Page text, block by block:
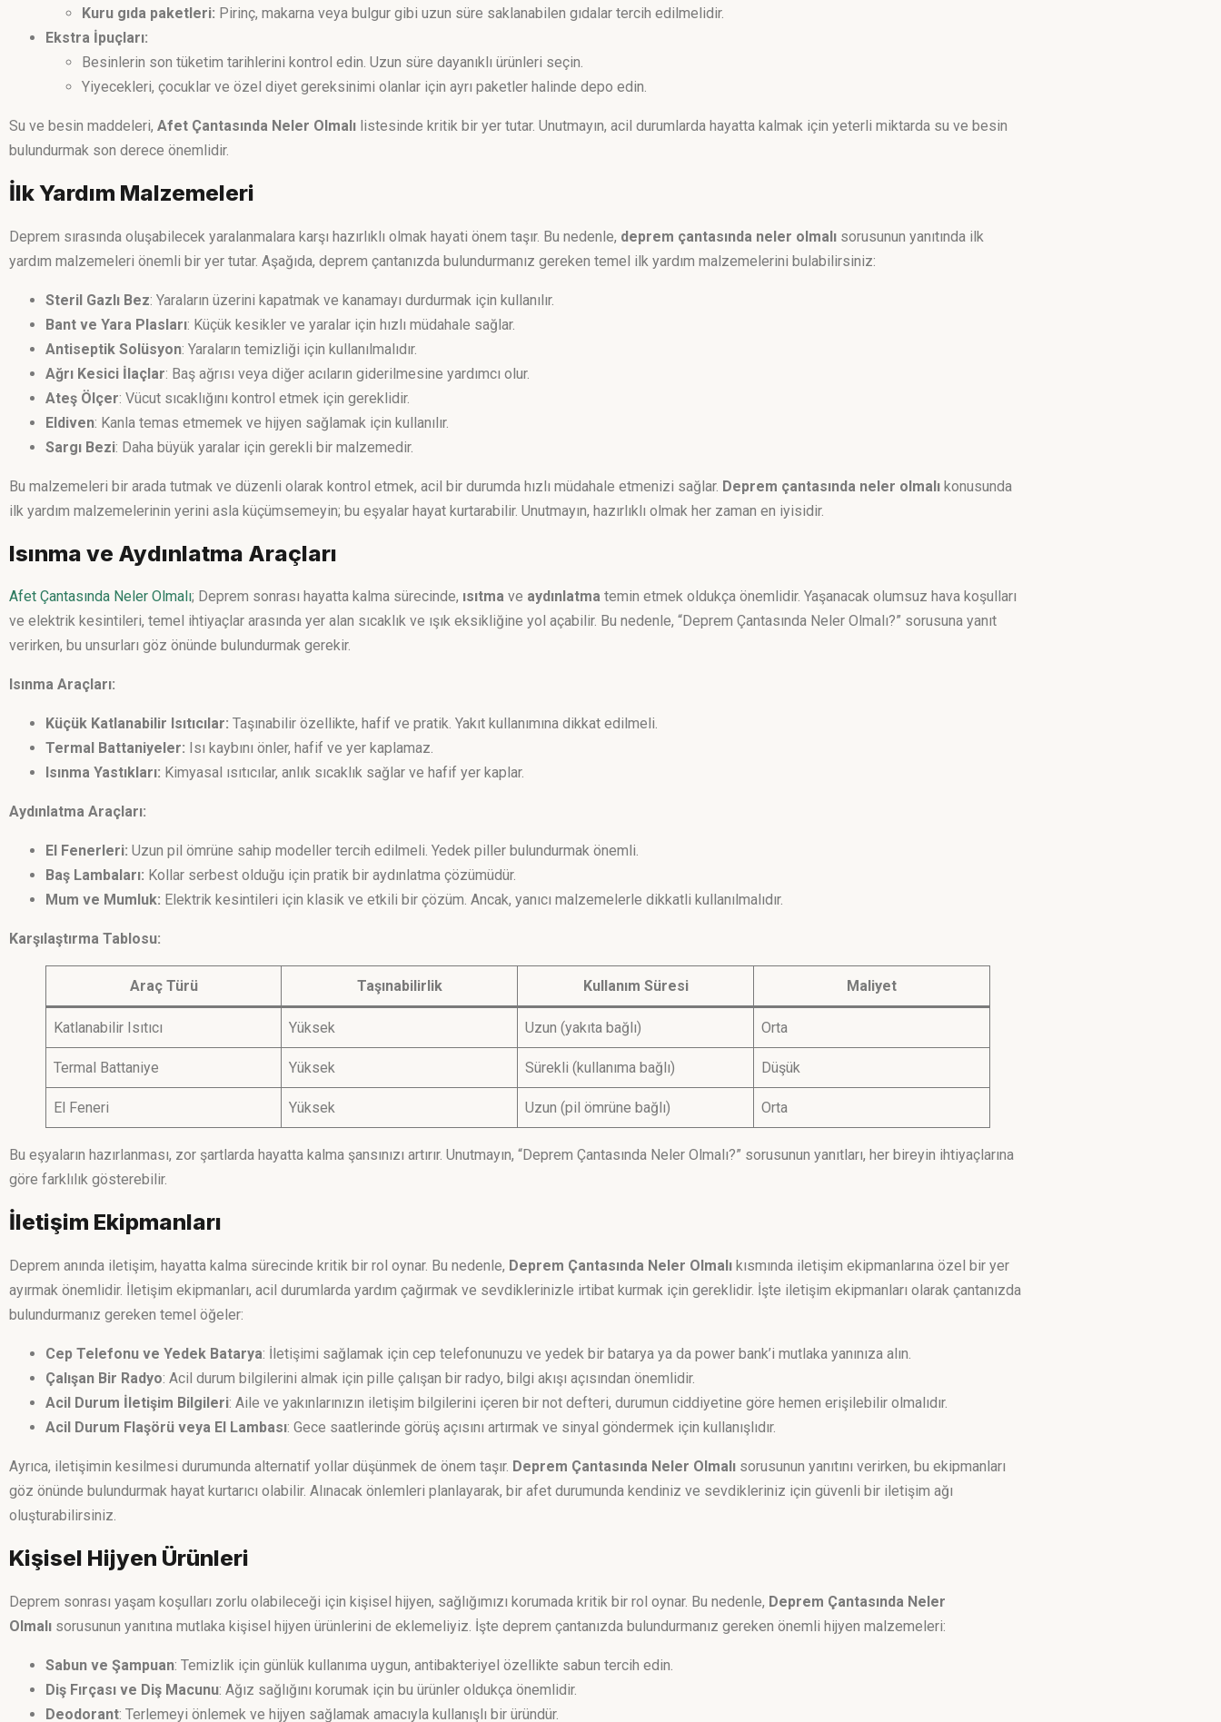
Kuru gıda paketleri: Pirinç, makarna veya bulgur gibi uzun süre saklanabilen gıdalar tercih edilmelidir.
Ekstra İpuçları:
Besinlerin son tüketim tarihlerini kontrol edin. Uzun süre dayanıklı ürünleri seçin.
Yiyecekleri, çocuklar ve özel diyet gereksinimi olanlar için ayrı paketler halinde depo edin.
Su ve besin maddeleri, Afet Çantasında Neler Olmalı listesinde kritik bir yer tutar. Unutmayın, acil durumlarda hayatta kalmak için yeterli miktarda su ve besin
bulundurmak son derece önemlidir.
İlk Yardım Malzemeleri
Deprem sırasında oluşabilecek yaralanmalara karşı hazırlıklı olmak hayati önem taşır. Bu nedenle, deprem çantasında neler olmalı sorusunun yanıtında ilk
yardım malzemeleri önemli bir yer tutar. Aşağıda, deprem çantanızda bulundurmanız gereken temel ilk yardım malzemelerini bulabilirsiniz:
Steril Gazlı Bez: Yaraların üzerini kapatmak ve kanamayı durdurmak için kullanılır.
Bant ve Yara Plasları: Küçük kesikler ve yaralar için hızlı müdahale sağlar.
Antiseptik Solüsyon: Yaraların temizliği için kullanılmalıdır.
Ağrı Kesici İlaçlar: Baş ağrısı veya diğer acıların giderilmesine yardımcı olur.
Ateş Ölçer: Vücut sıcaklığını kontrol etmek için gereklidir.
Eldiven: Kanla temas etmemek ve hijyen sağlamak için kullanılır.
Sargı Bezi: Daha büyük yaralar için gerekli bir malzemedir.
Bu malzemeleri bir arada tutmak ve düzenli olarak kontrol etmek, acil bir durumda hızlı müdahale etmenizi sağlar. Deprem çantasında neler olmalı konusunda
ilk yardım malzemelerinin yerini asla küçümsemeyin; bu eşyalar hayat kurtarabilir. Unutmayın, hazırlıklı olmak her zaman en iyisidir.
Isınma ve Aydınlatma Araçları
Afet Çantasında Neler Olmalı; Deprem sonrası hayatta kalma sürecinde, ısıtma ve aydınlatma temin etmek oldukça önemlidir. Yaşanacak olumsuz hava koşulları
ve elektrik kesintileri, temel ihtiyaçlar arasında yer alan sıcaklık ve ışık eksikliğine yol açabilir. Bu nedenle, “Deprem Çantasında Neler Olmalı?” sorusuna yanıt
verirken, bu unsurları göz önünde bulundurmak gerekir.
Isınma Araçları:
Küçük Katlanabilir Isıtıcılar: Taşınabilir özellikte, hafif ve pratik. Yakıt kullanımına dikkat edilmeli.
Termal Battaniyeler: Isı kaybını önler, hafif ve yer kaplamaz.
Isınma Yastıkları: Kimyasal ısıtıcılar, anlık sıcaklık sağlar ve hafif yer kaplar.
Aydınlatma Araçları:
El Fenerleri: Uzun pil ömrüne sahip modeller tercih edilmeli. Yedek piller bulundurmak önemli.
Baş Lambaları: Kollar serbest olduğu için pratik bir aydınlatma çözümüdür.
Mum ve Mumluk: Elektrik kesintileri için klasik ve etkili bir çözüm. Ancak, yanıcı malzemelerle dikkatli kullanılmalıdır.
Karşılaştırma Tablosu:
Araç Türü Taşınabilirlik Kullanım Süresi Maliyet
Katlanabilir Isıtıcı Yüksek Uzun (yakıta bağlı) Orta
Termal Battaniye Yüksek Sürekli (kullanıma bağlı) Düşük
El Feneri Yüksek Uzun (pil ömrüne bağlı) Orta
Bu eşyaların hazırlanması, zor şartlarda hayatta kalma şansınızı artırır. Unutmayın, “Deprem Çantasında Neler Olmalı?” sorusunun yanıtları, her bireyin ihtiyaçlarına
göre farklılık gösterebilir.
İletişim Ekipmanları
Deprem anında iletişim, hayatta kalma sürecinde kritik bir rol oynar. Bu nedenle, Deprem Çantasında Neler Olmalı kısmında iletişim ekipmanlarına özel bir yer
ayırmak önemlidir. İletişim ekipmanları, acil durumlarda yardım çağırmak ve sevdiklerinizle irtibat kurmak için gereklidir. İşte iletişim ekipmanları olarak çantanızda
bulundurmanız gereken temel öğeler:
Cep Telefonu ve Yedek Batarya: İletişimi sağlamak için cep telefonunuzu ve yedek bir batarya ya da power bank’i mutlaka yanınıza alın.
Çalışan Bir Radyo: Acil durum bilgilerini almak için pille çalışan bir radyo, bilgi akışı açısından önemlidir.
Acil Durum İletişim Bilgileri: Aile ve yakınlarınızın iletişim bilgilerini içeren bir not defteri, durumun ciddiyetine göre hemen erişilebilir olmalıdır.
Acil Durum Flaşörü veya El Lambası: Gece saatlerinde görüş açısını artırmak ve sinyal göndermek için kullanışlıdır.
Ayrıca, iletişimin kesilmesi durumunda alternatif yollar düşünmek de önem taşır. Deprem Çantasında Neler Olmalı sorusunun yanıtını verirken, bu ekipmanları
göz önünde bulundurmak hayat kurtarıcı olabilir. Alınacak önlemleri planlayarak, bir afet durumunda kendiniz ve sevdikleriniz için güvenli bir iletişim ağı
oluşturabilirsiniz.
Kişisel Hijyen Ürünleri
Deprem sonrası yaşam koşulları zorlu olabileceği için kişisel hijyen, sağlığımızı korumada kritik bir rol oynar. Bu nedenle, Deprem Çantasında Neler
Olmalı sorusunun yanıtına mutlaka kişisel hijyen ürünlerini de eklemeliyiz. İşte deprem çantanızda bulundurmanız gereken önemli hijyen malzemeleri:
Sabun ve Şampuan: Temizlik için günlük kullanıma uygun, antibakteriyel özellikte sabun tercih edin.
Diş Fırçası ve Diş Macunu: Ağız sağlığını korumak için bu ürünler oldukça önemlidir.
Deodorant: Terlemeyi önlemek ve hijyen sağlamak amacıyla kullanışlı bir üründür.